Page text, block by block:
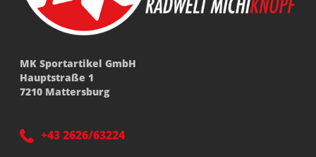
MK Sportartikel GmbH
Hauptstraße 1
7210 Mattersburg
+43 2626/63224